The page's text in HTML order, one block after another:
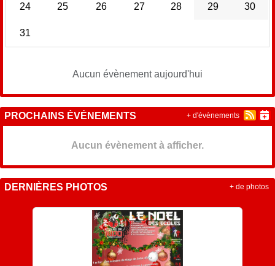
24 25 26 27 28 29 30
31
Aucun évènement aujourd'hui
PROCHAINS ÉVÉNEMENTS
Aucun évènement à afficher.
+ d'évènements
DERNIÈRES PHOTOS + de photos